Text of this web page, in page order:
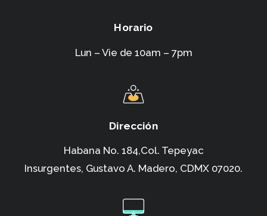
Horario
Lun – Vie de 10am – 7pm
Dirección
Habana No. 184,Col. Tepeyac
Insurgentes, Gustavo A. Madero, CDMX 07020.